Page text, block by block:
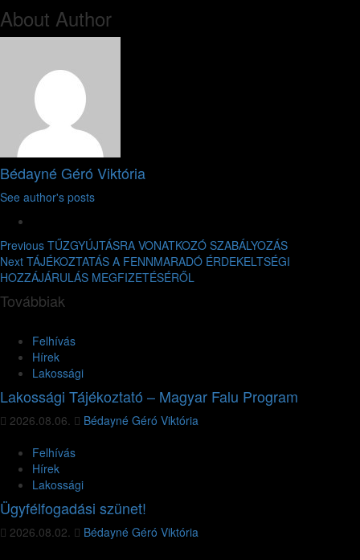
About Author
Bédayné Géró Viktória
See author's posts
Previous TŰZGYÚJTÁSRA VONATKOZÓ SZABÁLYOZÁS
Next TÁJÉKOZTATÁS A FENNMARADÓ ÉRDEKELTSÉGI
HOZZÁJÁRULÁS MEGFIZETÉSÉRŐL
Továbbiak
Felhívás
Hírek
Lakossági
Lakossági Tájékoztató – Magyar Falu Program
2026.08.06.
Bédayné Géró Viktória
Felhívás
Hírek
Lakossági
Ügyfélfogadási szünet!
2026.08.02.
Bédayné Géró Viktória